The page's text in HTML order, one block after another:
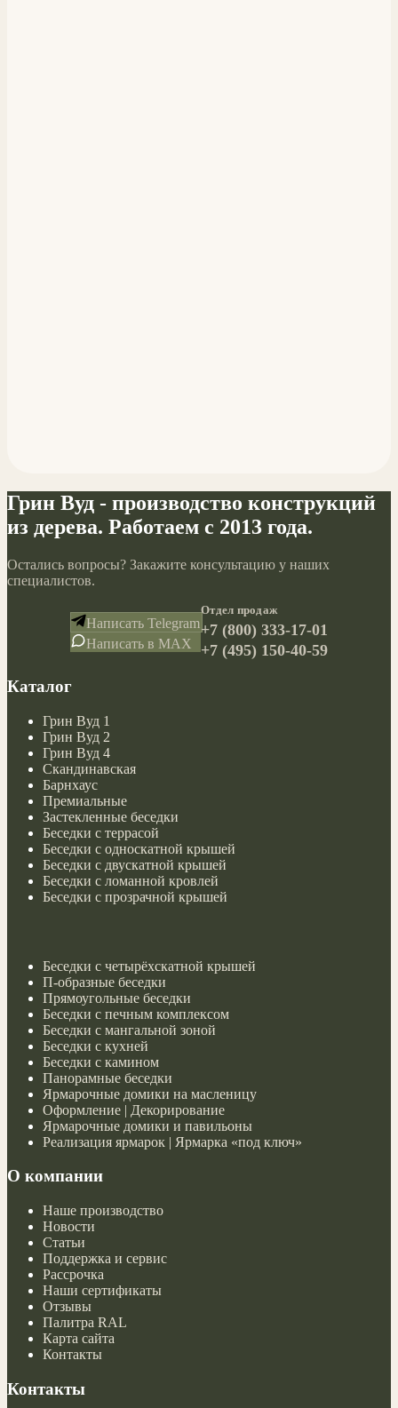
Грин Вуд - производство конструкций
из дерева. Работаем с 2013 года.
Остались вопросы? Закажите консультацию у наших
специалистов.
Написать Telegram
Написать в MAX
Отдел продаж
+7 (800) 333-17-01
+7 (495) 150-40-59
Каталог
Грин Вуд 1
Грин Вуд 2
Грин Вуд 4
Скандинавская
Барнхаус
Премиальные
Застекленные беседки
Беседки с террасой
Беседки с односкатной крышей
Беседки с двускатной крышей
Беседки с ломанной кровлей
Беседки с прозрачной крышей
Беседки с четырёхскатной крышей
П-образные беседки
Прямоугольные беседки
Беседки с печным комплексом
Беседки с мангальной зоной
Беседки с кухней
Беседки с камином
Панорамные беседки
Ярмарочные домики на масленицу
Оформление | Декорирование
Ярмарочные домики и павильоны
Реализация ярмарок | Ярмарка «под ключ»
О компании
Наше производство
Новости
Статьи
Поддержка и сервис
Рассрочка
Наши сертификаты
Отзывы
Палитра RAL
Карта сайта
Контакты
Контакты